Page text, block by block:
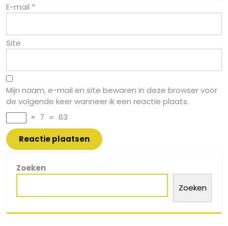
E-mail *
Site
Mijn naam, e-mail en site bewaren in deze browser voor
de volgende keer wanneer ik een reactie plaats.
× 7 = 63
Zoeken
Zoeken